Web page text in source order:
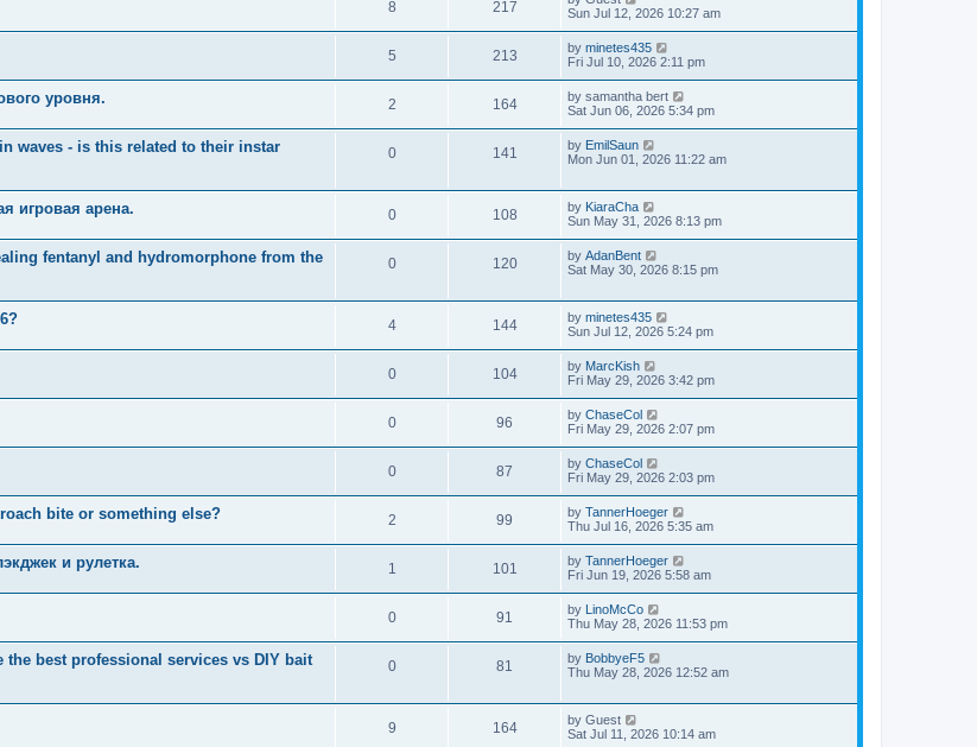
8 217
Sun Jul 12, 2026 10:27 am
5 213 by minetes435
Fri Jul 10, 2026 2:11 pm
уровня. 2 164 by samantha bert
Sat Jun 06, 2026 5:34 pm
waves - is this related to their instar
0 141 by EmilSaun
Mon Jun 01, 2026 11:22 am
игровая арена. 0 108 by KiaraCha
Sun May 31, 2026 8:13 pm
fentanyl and hydromorphone from the
0 120 by AdanBent
Sat May 30, 2026 8:15 pm
4 144 by minetes435
Sun Jul 12, 2026 5:24 pm
0 104 by MarcKish
Fri May 29, 2026 3:42 pm
0 96 by ChaseCol
Fri May 29, 2026 2:07 pm
0 87 by ChaseCol
Fri May 29, 2026 2:03 pm
bite or something else? 2 99 by TannerHoeger
Thu Jul 16, 2026 5:35 am
и рулетка. 1 101 by TannerHoeger
Fri Jun 19, 2026 5:58 am
0 91 by LinoMcCo
Thu May 28, 2026 11:53 pm
best professional services vs DIY bait
0 81 by BobbyeF5
Thu May 28, 2026 12:52 am
9 164 by Guest
Sat Jul 11, 2026 10:14 am